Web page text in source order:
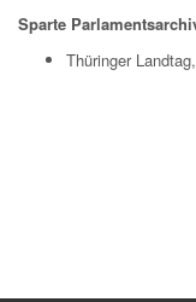
Sparte
Thüringer